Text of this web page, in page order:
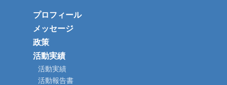
プロフィール
メッセージ
政策
活動実績
活動実績
活動報告書